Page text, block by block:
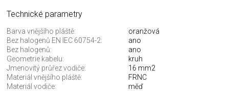
Technické parametry
Barva vnějšího pláště:
oranžová
Bez halogenů EN IEC 60754-2:
ano
Bez halogenů:
ano
Geometrie kabelu:
kruh
Jmenovitý průřez vodiče:
16 mm2
Materiál vnějšího pláště:
FRNC
Materiál vodiče:
měď